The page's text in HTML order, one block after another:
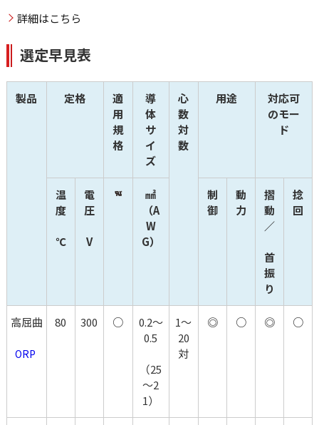
詳細はこちら
選定早見表
製品 定格
適
用
規
格
導
体
サ
イ
ズ
心
数
対
数
用途
対応可
のモー
ド
温
度
℃
電
圧
V
㎟
（A
W
G）
制
御
動
力
摺
動
／
首
振
り
捻
回
高屈曲
  ORP
80 300 ○
0.2～
0.5
（25
～2
1）
1～
20
対
◎ ○ ◎ ○